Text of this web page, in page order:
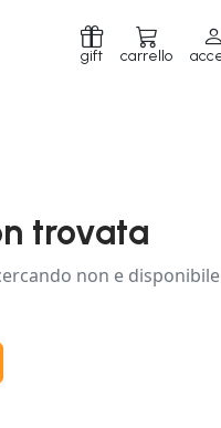
gift carrello
trovata
non e